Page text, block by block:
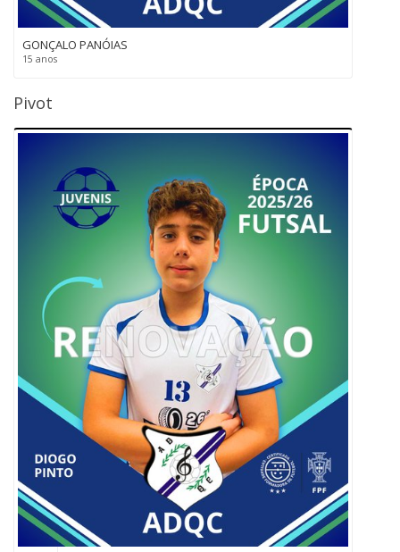
GONÇALO PANÓIAS
15 anos
Pivot